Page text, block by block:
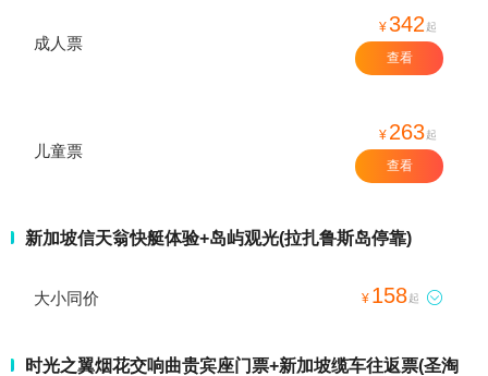
成人票
¥342 起
查看
儿童票
¥ 263起
查看
新加坡信天翁快艇体验+岛屿观光(拉扎鲁斯岛停靠)
大小同价 ¥ 158起 
时光之翼烟花交响曲贵宾座门票+新加坡缆车往返票(圣淘